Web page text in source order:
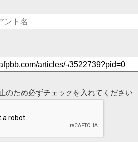
のため必ずチェックを入れてください